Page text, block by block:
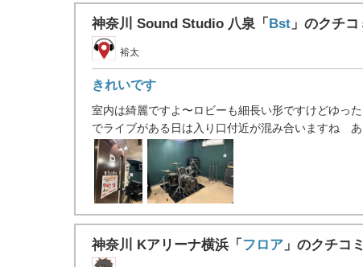
神奈川 Sound Studio 八泉「 Bst 」のクチコ
裕太
きれいです
室内は綺麗ですよ〜ロビーも細長い形ですけどゆっ
でライブがある日は入り口付近が混み合いますね あ
神奈川 Kアリーナ横浜「 フロア 」のクチコミ